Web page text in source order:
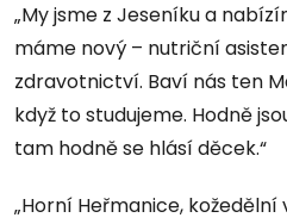
„My jsme z Jeseníku a
máme nový – nutriční
zdravotnictví. Baví nás ten
když to studujeme. Hodně
tam hodně se hlásí děcek.“
„Horní Heřmanice,